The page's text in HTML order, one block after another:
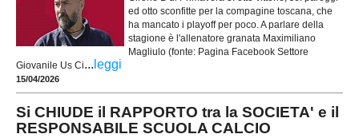
ed otto sconfitte per la compagine toscana, che
ha mancato i playoff per poco. A parlare della
stagione è l'allenatore granata Maximiliano
Magliulo (fonte: Pagina Facebook Settore
Giovanile Us Ci... leggi
15/04/2026
Si CHIUDE il RAPPORTO tra la SOCIETA' e il
RESPONSABILE SCUOLA CALCIO